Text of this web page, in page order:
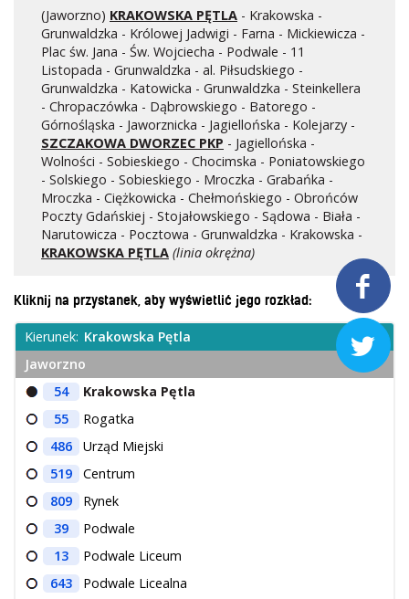


Automaty biletowe
Sprzedaż biletów u kierowców
Jaworznicka Karta Miejska
Open Payment System
Sklep internetowy
Aktualności
Stacja Kontroli Pojazdów
Centrum Obsługi Klienta
Multimedia
Ochrona danych osobowych
(Jaworzno) KRAKOWSKA PĘTLA - Krakowska -
Grunwaldzka - Królowej Jadwigi - Farna - Mickiewicza -
Plac św. Jana - Św. Wojciecha - Podwale - 11
Listopada - Grunwaldzka - al. Piłsudskiego -
Grunwaldzka - Katowicka - Grunwaldzka - Steinkellera
- Chropaczówka - Dąbrowskiego - Batorego -
Górnośląska - Jaworznicka - Jagiellońska - Kolejarzy -
SZCZAKOWA DWORZEC PKP - Jagiellońska -
Wolności - Sobieskiego - Chocimska - Poniatowskiego
- Solskiego - Sobieskiego - Mroczka - Grabańka -
Mroczka - Ciężkowicka - Chełmońskiego - Obrońców
Poczty Gdańskiej - Stojałowskiego - Sądowa - Biała -
Narutowicza - Pocztowa - Grunwaldzka - Krakowska -
KRAKOWSKA PĘTLA (linia okrężna)
Kliknij na przystanek, aby wyświetlić jego rozkład:
Kierunek: Krakowska Pętla
Jaworzno
54
Krakowska Pętla
55
Rogatka
486
Urząd Miejski
519
Centrum
809
Rynek
39
Podwale
13
Podwale Liceum
643
Podwale Licealna